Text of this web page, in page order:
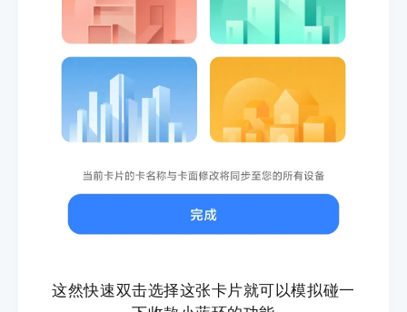
这然快速双击选择这张卡片就可以模拟碰一